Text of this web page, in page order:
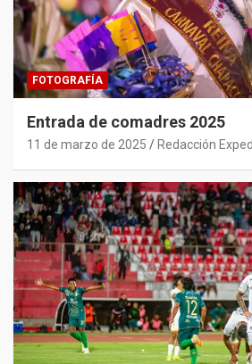
FOTOGRAFÍA
Entrada de comadres 2025
11 de marzo de 2025 Redacción